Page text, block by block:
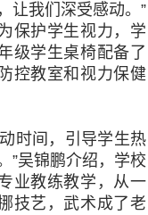
让我们深受感动。”
保护学生视力，学
级学生桌椅配备了
控教室和视力保健
时间，引导学生热
”吴锦鹏介绍，学校
业教练教学，从一
技艺，武术成了老